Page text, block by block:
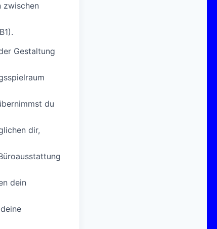
zwischen
Gestaltung
du
dir,
dein